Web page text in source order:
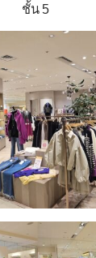
ชั้น 5